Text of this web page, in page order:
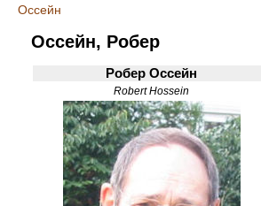
Оссейн
Оссейн, Робер
Робер Оссейн
Robert Hossein